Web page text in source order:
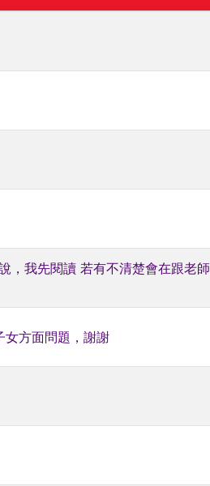
，我先閱讀 若有不清楚會在跟老師
女方面問題，謝謝